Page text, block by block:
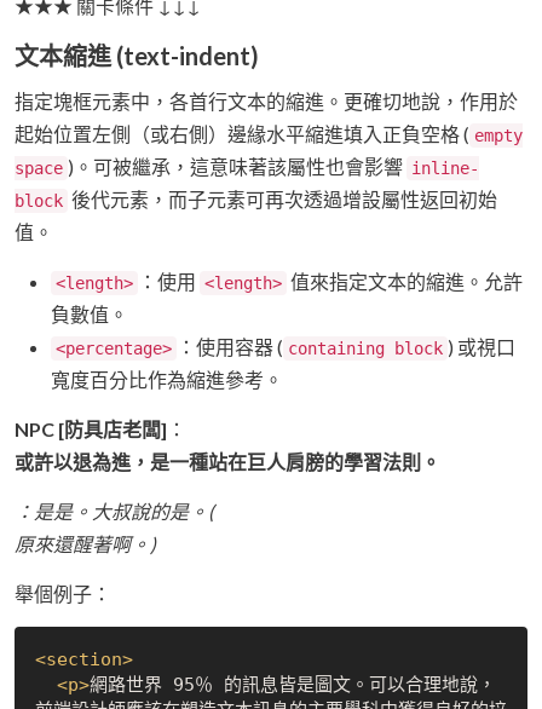
★★★ 關卡條件 ↓↓↓
文本縮進 (text-indent)
指定塊框元素中，各首行文本的縮進。更確切地說，作用於
起始位置左側（或右側）邊緣水平縮進填入正負空格 ( empty
space )。可被繼承，這意味著該屬性也會影響 inline-
block 後代元素，而子元素可再次透過增設屬性返回初始
值。
<length> ：使用 <length> 值來指定文本的縮進。允許
負數值。
<percentage> ：使用容器 ( containing block ) 或視口
寬度百分比作為縮進參考。
NPC [防具店老闆] ：
或許以退為進，是一種站在巨人肩膀的學習法則。
：是是。大叔說的是。(
原來還醒著啊。)
舉個例子：
<section>
<p>網路世界 95％ 的訊息皆是圖文。可以合理地說，